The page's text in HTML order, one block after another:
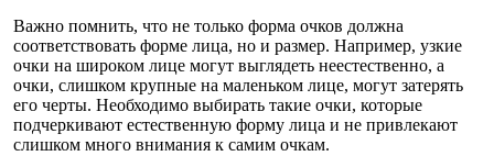
Важно помнить, что не только форма очков должна
соответствовать форме лица, но и размер. Например, узкие
очки на широком лице могут выглядеть неестественно, а
очки, слишком крупные на маленьком лице, могут затерять
его черты. Необходимо выбирать такие очки, которые
подчеркивают естественную форму лица и не привлекают
слишком много внимания к самим очкам.